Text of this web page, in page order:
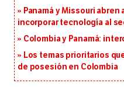
Panamá y Missouri
incorporar tecnología al
Colombia y Panamá:
Los temas prioritarios
de posesión en Colombia